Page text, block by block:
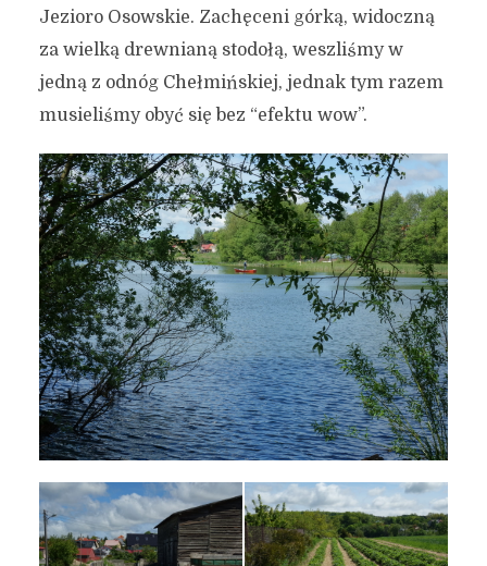
Jezioro Osowskie. Zachęceni górką, widoczną
za wielką drewnianą stodołą, weszliśmy w
jedną z odnóg Chełmińskiej, jednak tym razem
musieliśmy obyć się bez “efektu wow”.